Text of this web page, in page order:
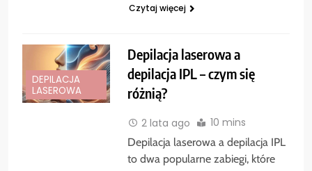
Czytaj więcej
DEPILACJA
LASEROWA
Depilacja laserowa a
depilacja IPL – czym się
różnią?
2 lata ago 10 mins
Depilacja laserowa a depilacja IPL
to dwa popularne zabiegi, które